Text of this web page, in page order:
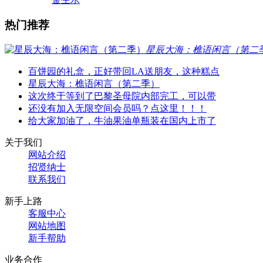
热门推荐
星辰大海：樵语闲言（第二
百饼园的礼盒，正好带回LA送朋友，这种糕点
星辰大海：樵语闲言（第二季）
这次终于等到了巴黎圣母院内部完工，可以带
还没有加入无限空间会员吗？点这里！！！
给大家加油了，牛油果油单瓶装在国内上市了
关于我们
网站介绍
招贤纳士
联系我们
新手上路
客服中心
网站地图
新手帮助
业务合作